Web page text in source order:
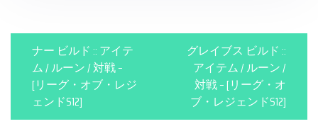
t
ナー ビルド :: アイテ
ム / ルーン / 対戦 –
[リーグ・オブ・レジ
ェンドS12]
グレイブス ビルド ::
アイテム / ルーン /
対戦 – [リーグ・オ
ブ・レジェンドS12]